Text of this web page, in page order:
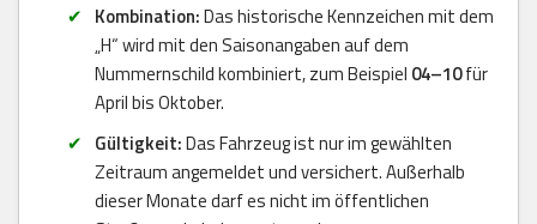
Kombination:Das historische Kennzeichen mit dem
„H“ wird mit den Saisonangaben auf dem
Nummernschild kombiniert, zum Beispiel 04–10für
April bis Oktober.
Gültigkeit:Das Fahrzeug ist nur im gewählten
Zeitraum angemeldet und versichert. Außerhalb
dieser Monate darf es nicht im öffentlichen